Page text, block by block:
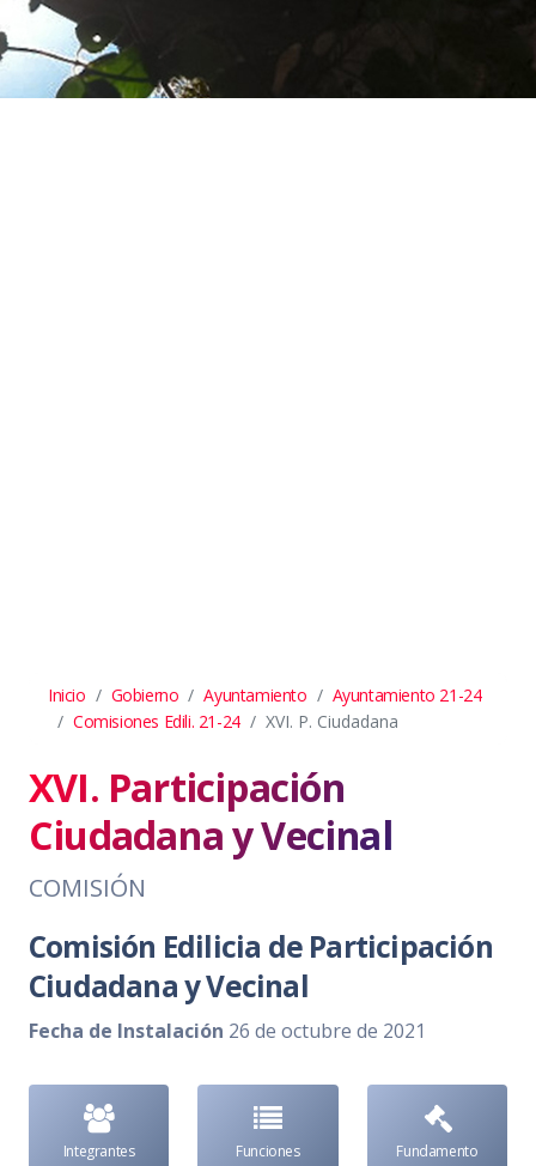
Inicio Gobierno Ayuntamiento
Ayuntamiento 21-24
Comisiones Edili. 21-24
XVI. P. Ciudadana
XVI. Participación
Ciudadana y Vecinal
COMISIÓN
Comisión Edilicia de Participación
Ciudadana y Vecinal
Fecha de Instalación 26 de octubre de 2021
Integrantes Funciones Fundamento